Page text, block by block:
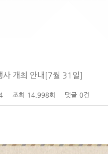
사 개최 안내[7월 31일]
조회 14,998회 댓글 0건